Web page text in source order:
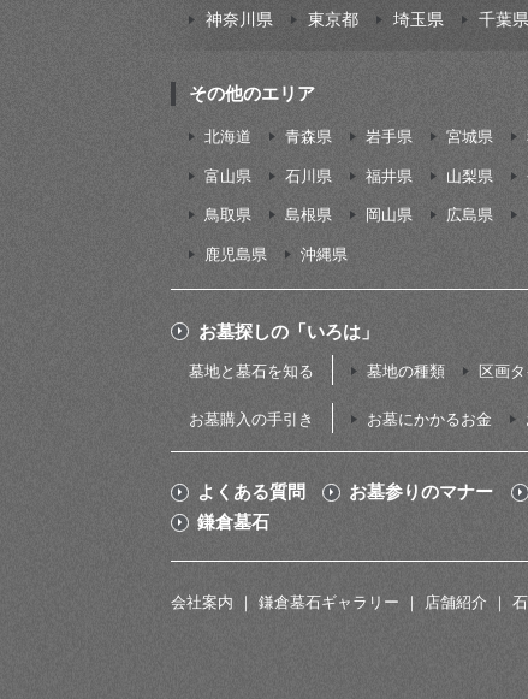
神奈川県 東京都 埼玉県 千葉県
その他のエリア
北海道 青森県 岩手県 宮城県
富山県 石川県 福井県 山梨県
鳥取県 島根県 岡山県 広島県
鹿児島県 沖縄県
お墓探しの「いろは」
墓地と墓石を知る 墓地の種類 区画
お墓購入の手引き お墓にかかるお金
よくある質問 お墓参りのマナー
鎌倉墓石
会社案内 鎌倉墓石ギャラリー 店舗紹介